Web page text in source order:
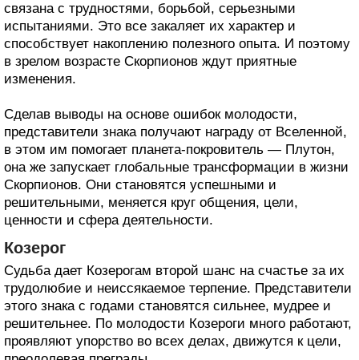
связана с трудностями, борьбой, серьезными
испытаниями. Это все закаляет их характер и
способствует накоплению полезного опыта. И поэтому
в зрелом возрасте Скорпионов ждут приятные
изменения.
Сделав выводы на основе ошибок молодости,
представители знака получают награду от Вселенной,
в этом им помогает планета-покровитель — Плутон,
она же запускает глобальные трансформации в жизни
Скорпионов. Они становятся успешными и
решительными, меняется круг общения, цели,
ценности и сфера деятельности.
Козерог
Судьба дает Козерогам второй шанс на счастье за их
трудолюбие и неиссякаемое терпение. Представители
этого знака с годами становятся сильнее, мудрее и
решительнее. По молодости Козероги много работают,
проявляют упорство во всех делах, движутся к цели,